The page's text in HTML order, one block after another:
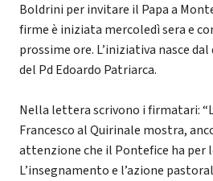
Boldrini per invitare il Papa a
firme è iniziata mercoledì sera e
prossime ore. L’iniziativa nasce
del Pd Edoardo Patriarca.
Nella lettera scrivono i firmatari:
Francesco al Quirinale mostra,
attenzione che il Pontefice ha per
L’insegnamento e l’azione